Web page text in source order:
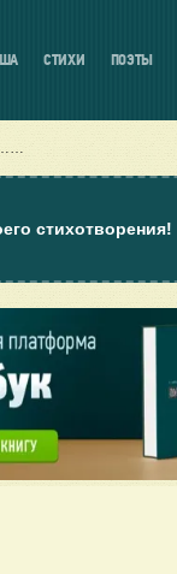
СТИХИ ПОЭТЫ
стихотворения!